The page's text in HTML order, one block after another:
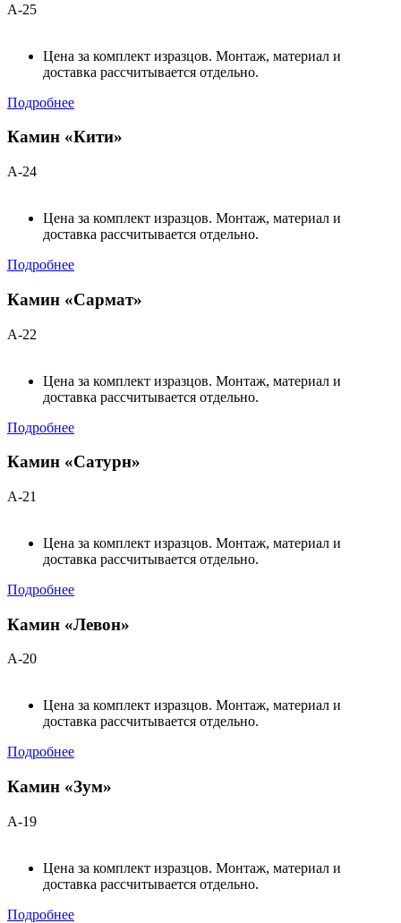
А-25
Цена за комплект изразцов. Монтаж, материал и
доставка рассчитывается отдельно.
Подробнее
Камин «Кити»
А-24
Цена за комплект изразцов. Монтаж, материал и
доставка рассчитывается отдельно.
Подробнее
Камин «Сармат»
А-22
Цена за комплект изразцов. Монтаж, материал и
доставка рассчитывается отдельно.
Подробнее
Камин «Сатурн»
А-21
Цена за комплект изразцов. Монтаж, материал и
доставка рассчитывается отдельно.
Подробнее
Камин «Левон»
А-20
Цена за комплект изразцов. Монтаж, материал и
доставка рассчитывается отдельно.
Подробнее
Камин «Зум»
А-19
Цена за комплект изразцов. Монтаж, материал и
доставка рассчитывается отдельно.
Подробнее